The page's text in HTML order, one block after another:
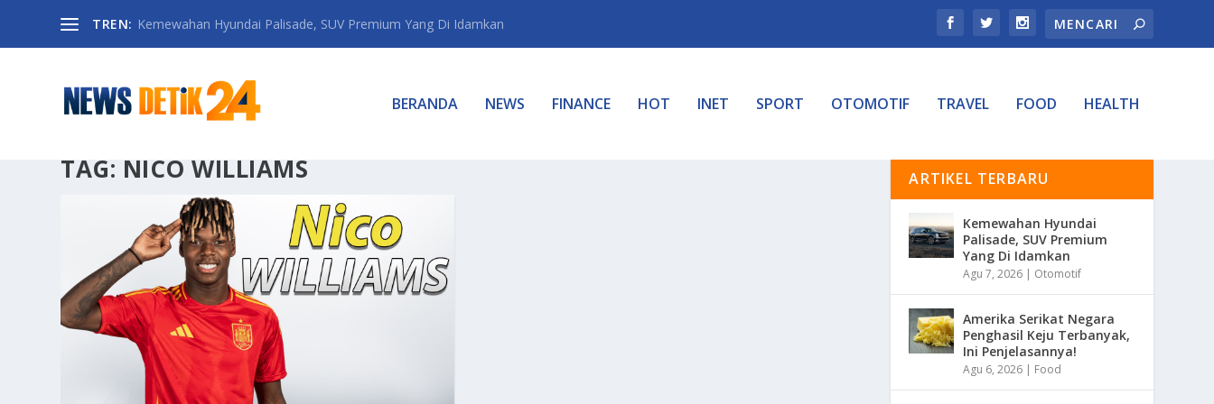
TREN: Kemewahan Hyundai Palisade, SUV Premium Yang Di Idamkan
BERANDA NEWS FINANCE HOT INET SPORT OTOMOTIF TRAVEL FOOD HEALTH
TAG: NICO WILLIAMS ARTIKEL TERBARU
Kemewahan Hyundai
Palisade, SUV Premium
Yang Di Idamkan
Agu 7, 2026 | Otomotif
Amerika Serikat Negara
Penghasil Keju Terbanyak,
Ini Penjelasannya!
Agu 6, 2026 | Food